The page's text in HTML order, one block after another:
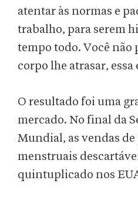
atentar às normas e
trabalho, para serem
tempo todo. Você não
corpo lhe atrasar, essa
O resultado foi uma
mercado. No final da
Mundial, as vendas
menstruais
quintuplicado nos